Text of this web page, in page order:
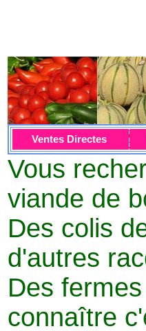
Ventes Directes
Vous
viande de
Des colis
d'autres
Des
connaître